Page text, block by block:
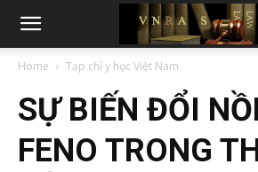
Home Tạp chí y học Việt Nam
SỰ BIẾN ĐỔI
FENO TRONG